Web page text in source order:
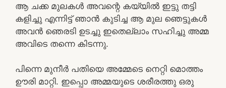
ആ ചക്ക മുലകൾ അവന്റെ കയ്യിൽ ഇട്ടു തട്ടി
കളിച്ചു എന്നിട്ട് ഞാൻ കുടിച്ച ആ മുല ഞെട്ടുകൾ
അവൻ ഞെരടി ഉടച്ചു ഇതെല്ലാം സഹിച്ചു അമ്മ
അവിടെ തന്നെ കിടന്നു.
പിന്നെ മുനീർ പതിയെ അമ്മേടെ നെറ്റി മൊത്തം
ഊരി മാറ്റി. ഇപ്പൊ അമ്മയുടെ ശരീരത്തു ഒരു